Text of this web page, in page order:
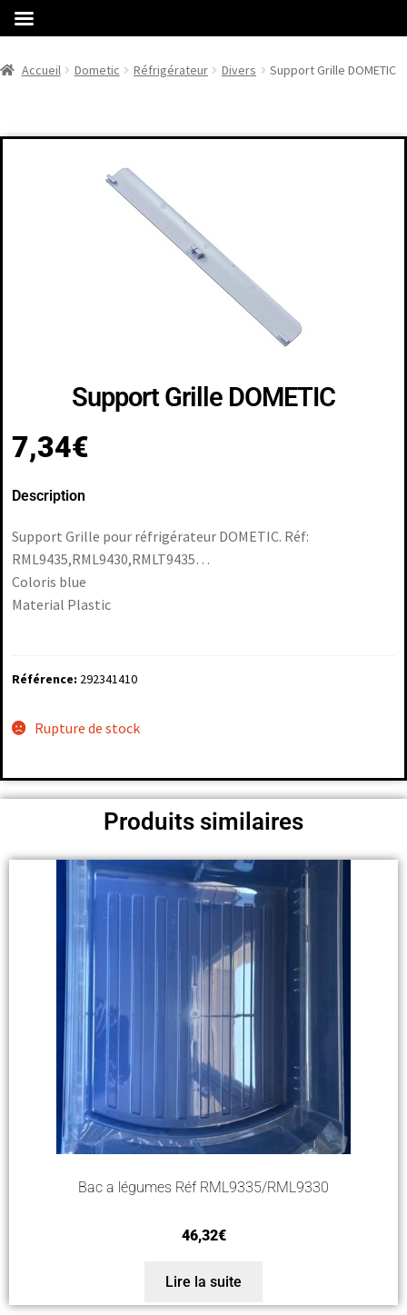
Accueil Dometic Réfrigérateur Divers Support Grille DOMETIC
Support Grille DOMETIC
7,34€
Description
Support Grille pour réfrigérateur DOMETIC. Réf:
RML9435,RML9430,RMLT9435…
Coloris blue
Material Plastic
Référence: 292341410
Rupture de stock
Produits similaires
Bac a légumes Réf RML9335/RML9330
46,32€
Lire la suite